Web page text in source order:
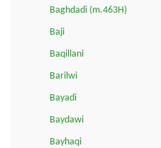
Baghdadi (m.463H)
Baji
Baqillani
Barilwi
Bayadi
Baydawi
Bayhaqi